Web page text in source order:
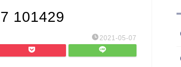
101429
2021-05-07